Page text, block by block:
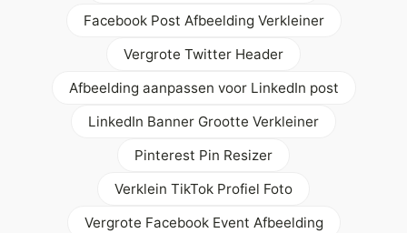
Facebook Post Afbeelding Verkleiner
Vergrote Twitter Header
Afbeelding aanpassen voor LinkedIn post
LinkedIn Banner Grootte Verkleiner
Pinterest Pin Resizer
Verklein TikTok Profiel Foto
Vergrote Facebook Event Afbeelding